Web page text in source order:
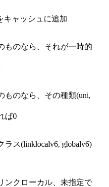
キャッシュに追加
ものなら、それが一時的
ものなら、その種類(uni,
ば0
ス(linklocalv6, globalv6)
ンクローカル、未指定で